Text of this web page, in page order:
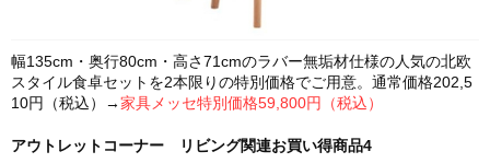
幅135cm・奥行80cm・高さ71cmのラバー無垢材仕様の人気の北欧
スタイル食卓セットを2本限りの特別価格でご用意。通常価格202,5
10円（税込）→家具メッセ特別価格59,800円（税込）
アウトレットコーナー リビング関連お買い得商品4